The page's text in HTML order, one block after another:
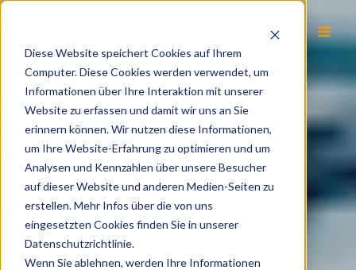
Diese Website speichert Cookies auf Ihrem
Computer. Diese Cookies werden verwendet, um
Informationen über Ihre Interaktion mit unserer
Website zu erfassen und damit wir uns an Sie
erinnern können. Wir nutzen diese Informationen,
um Ihre Website-Erfahrung zu optimieren und um
Analysen und Kennzahlen über unsere Besucher
auf dieser Website und anderen Medien-Seiten zu
erstellen. Mehr Infos über die von uns
eingesetzten Cookies finden Sie in unserer
Datenschutzrichtlinie.
Wenn Sie ablehnen, werden Ihre Informationen